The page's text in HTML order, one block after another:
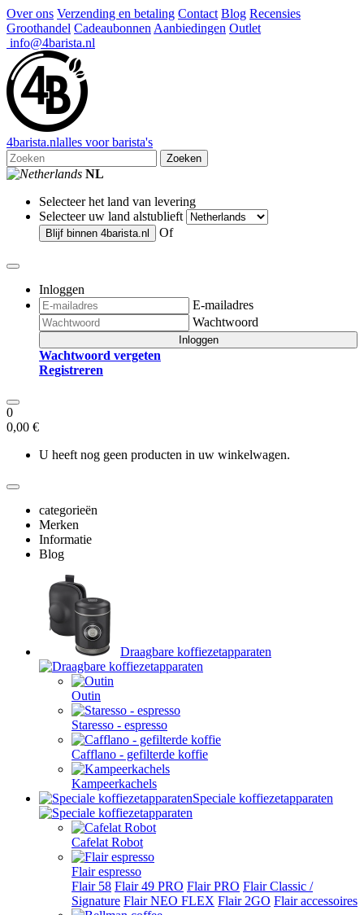
Over ons Verzending en betaling Contact Blog Recensies
Groothandel Cadeaubonnen Aanbiedingen Outlet
info@4barista.nl
4barista.nlalles voor barista's
Zoeken
NL
Selecteer het land van levering
Selecteer uw land alstublieft
Blijf binnen 4barista.nl Of
Inloggen
E-mailadres
Wachtwoord
Inloggen
Wachtwoord vergeten
Registreren
0
0,00 €
U heeft nog geen producten in uw winkelwagen.
categorieën
Merken
Informatie
Blog
Draagbare koffiezetapparaten
Outin
Staresso - espresso
Cafflano - gefilterde koffie
Kampeerkachels
Speciale koffiezetapparaten
Cafelat Robot
Flair espresso
Flair 58 Flair 49 PRO Flair PRO Flair Classic /
Signature Flair NEO FLEX Flair 2GO Flair accessoires